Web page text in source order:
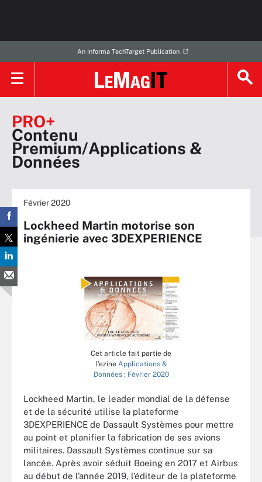
An Informa TechTarget Publication
PRO+
Contenu
Premium/Applications &
Données
Février 2020
Lockheed Martin motorise son
ingénierie avec 3DEXPERIENCE
Cet article fait partie de
l’ezine Applications &
Données : Février 2020
Lockheed Martin, le leader mondial de la défense
et de la sécurité utilise la plateforme
3DEXPERIENCE de Dassault Systèmes pour mettre
au point et planifier la fabrication de ses avions
militaires. Dassault Systèmes continue sur sa
lancée. Après avoir séduit Boeing en 2017 et Airbus
au début de l’année 2019, l’éditeur de la plateforme